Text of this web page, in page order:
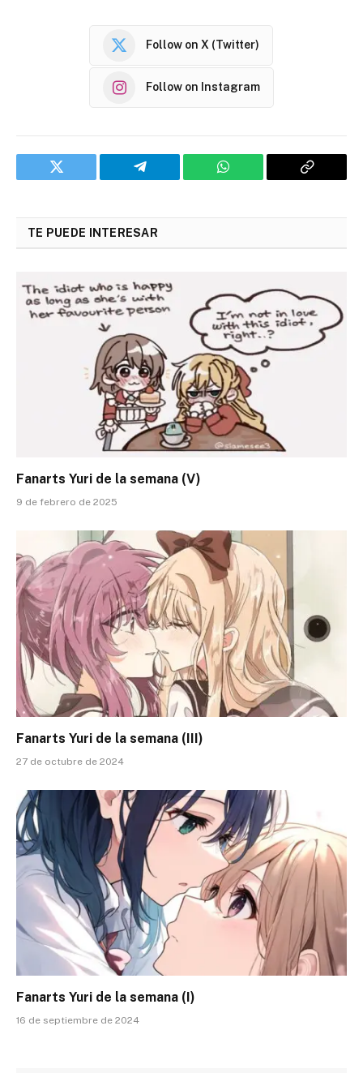
Follow on X (Twitter)
Follow on Instagram
Twitter Telegram WhatsApp
Copy
TE PUEDE INTERESAR
Fanarts Yuri de la semana (V)
9 de febrero de 2025
Fanarts Yuri de la semana (III)
27 de octubre de 2024
Fanarts Yuri de la semana (I)
16 de septiembre de 2024